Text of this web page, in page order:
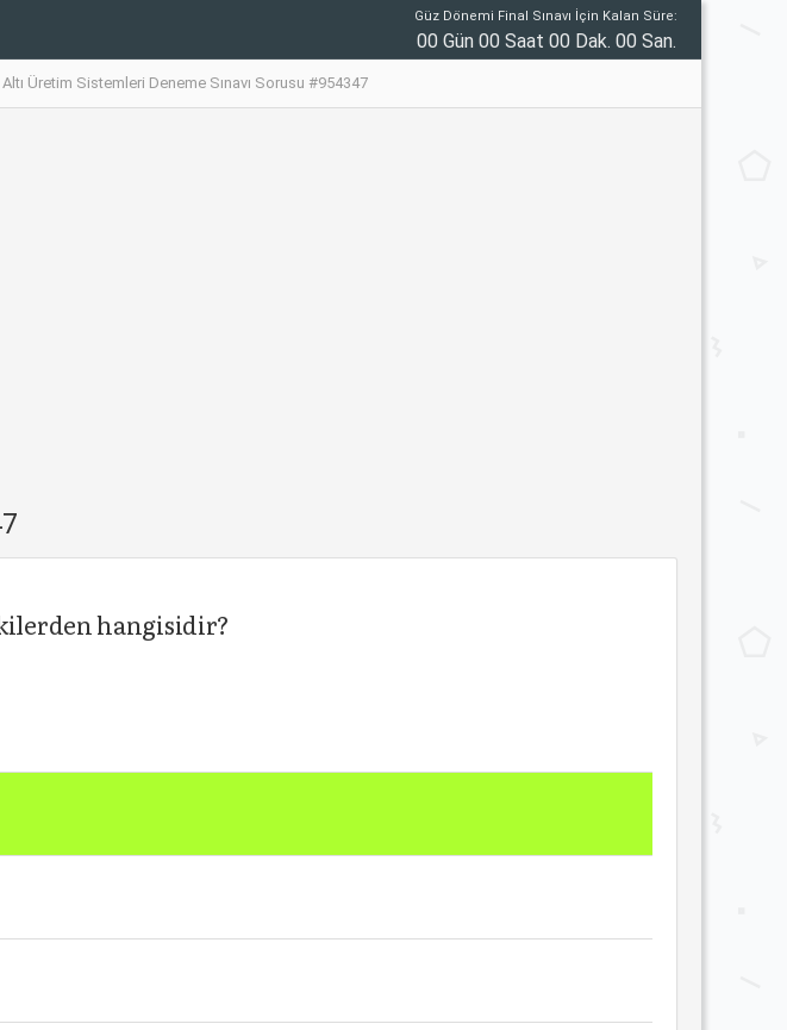
Güz Dönemi Final Sınavı İçin Kalan Süre:
00 Gün 00 Saat 00 Dak. 00 San.
Altı Üretim Sistemleri Deneme Sınavı Sorusu #954347
hangisidir?